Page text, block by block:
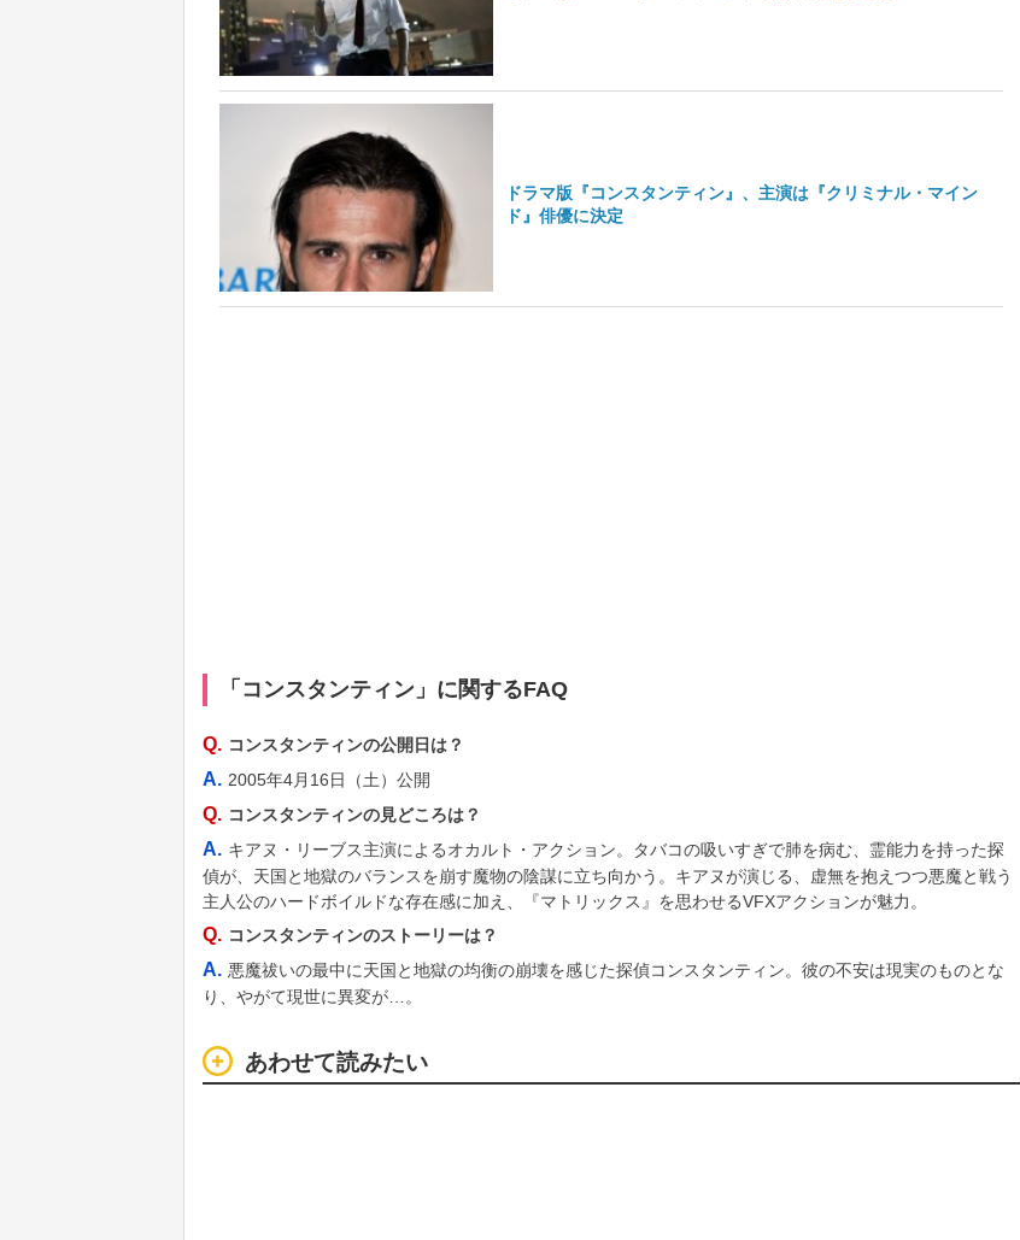
ドラマ版『コンスタンティン』、主演は『クリミナル・マイン
ド』俳優に決定
「コンスタンティン」に関するFAQ
Q. コンスタンティンの公開日は？
A. 2005年4月16日（土）公開
Q. コンスタンティンの見どころは？
A. キアヌ・リーブス主演によるオカルト・アクション。タバコの吸いすぎで肺を病む、霊能力を持った探
偵が、天国と地獄のバランスを崩す魔物の陰謀に立ち向かう。キアヌが演じる、虚無を抱えつつ悪魔と戦う
主人公のハードボイルドな存在感に加え、『マトリックス』を思わせるVFXアクションが魅力。
Q. コンスタンティンのストーリーは？
A. 悪魔祓いの最中に天国と地獄の均衡の崩壊を感じた探偵コンスタンティン。彼の不安は現実のものとな
り、やがて現世に異変が…。
あわせて読みたい